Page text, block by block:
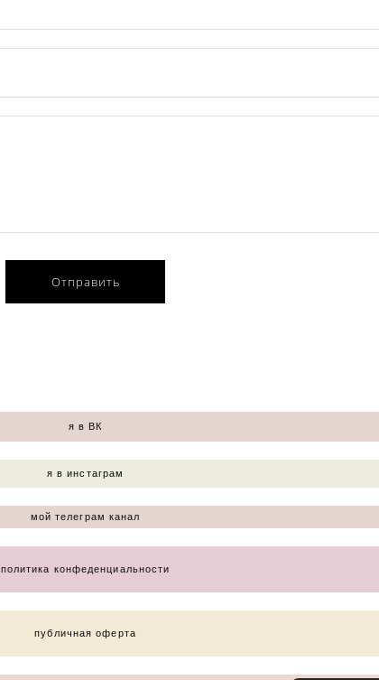
Отправить
я в ВК
я в инстаграм
мой телеграм канал
политика конфеденциальности
публичная оферта